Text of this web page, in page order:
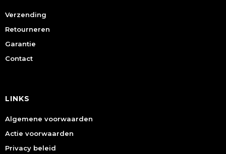
Verzending
Retourneren
Garantie
Contact
LINKS
Algemene voorwaarden
Actie voorwaarden
Privacy beleid